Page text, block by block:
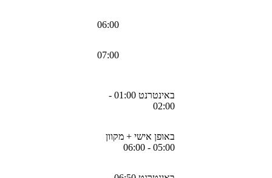
06:00
07:00
באינטרנט 01:00 -
02:00
באופן אישי + מקוון
05:00 - 06:00